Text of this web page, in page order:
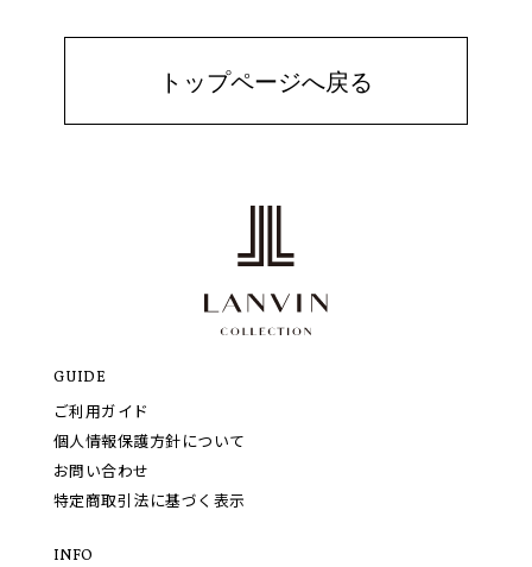
トップページへ戻る
GUIDE
ご利用ガイド
個人情報保護方針について
お問い合わせ
特定商取引法に基づく表示
INFO